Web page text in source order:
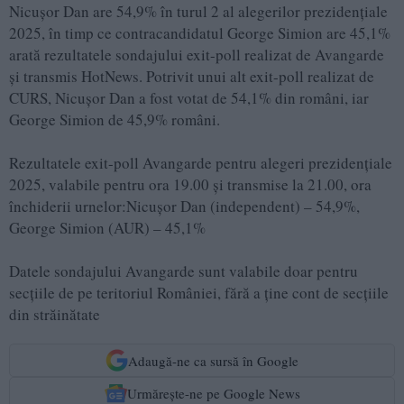
Nicușor Dan are 54,9% în turul 2 al alegerilor prezidențiale
2025, în timp ce contracandidatul George Simion are 45,1%
arată rezultatele sondajului exit-poll realizat de Avangarde
și transmis HotNews. Potrivit unui alt exit-poll realizat de
CURS, Nicușor Dan a fost votat de 54,1% din români, iar
George Simion de 45,9% români.
Rezultatele exit-poll Avangarde pentru alegeri prezidențiale
2025, valabile pentru ora 19.00 și transmise la 21.00, ora
închiderii urnelor:Nicușor Dan (independent) – 54,9%,
George Simion (AUR) – 45,1%
Datele sondajului Avangarde sunt valabile doar pentru
secțiile de pe teritoriul României, fără a ține cont de secțiile
din străinătate
Adaugă-ne ca sursă în Google
Urmărește-ne pe Google News